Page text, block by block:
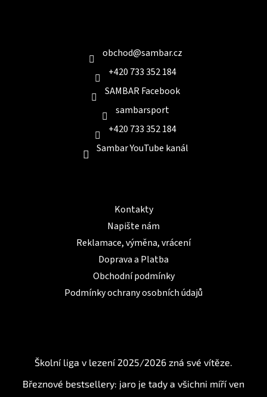
obchod@sambar.cz
+420 733 352 184
SAMBAR Facebook
sambarsport
+420 733 352 184
Sambar YouTube kanál
Kontakty
Napište nám
Reklamace, výměna, vrácení
Doprava a Platba
Obchodní podmínky
Podmínky ochrany osobních údajů
Školní liga v lezení 2025/2026 zná své vítěze.
Březnové bestsellery: jaro je tady a všichni míří ven